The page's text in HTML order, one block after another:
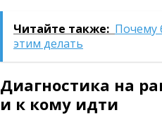
Читайте также: Почему
этим делать
Диагностика на
и к кому идти